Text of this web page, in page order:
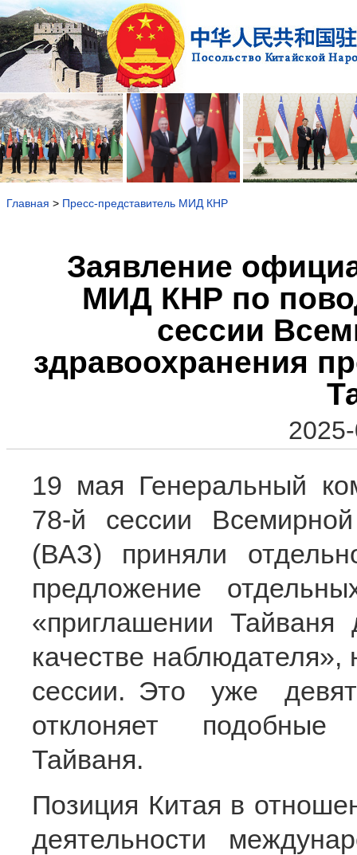
Главная > Пресс-представитель МИД КНР
Заявление
МИД КНР по
сессии
здравоохранения
19 мая Генеральный
78-й сессии
(ВАЗ) приняли
предложение
«приглашении
качестве
сессии. Это уже
отклоняет
Тайваня.
Позиция Китая в
деятельности